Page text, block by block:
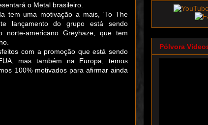
o Metal brasileiro.
tem uma motivação a mais, 'To The
lançamento do grupo está sendo
norte-americano Greyhaze, que tem
com a promoção que está sendo
mas também na Europa, temos
100% motivados para afirmar ainda
Pólvora